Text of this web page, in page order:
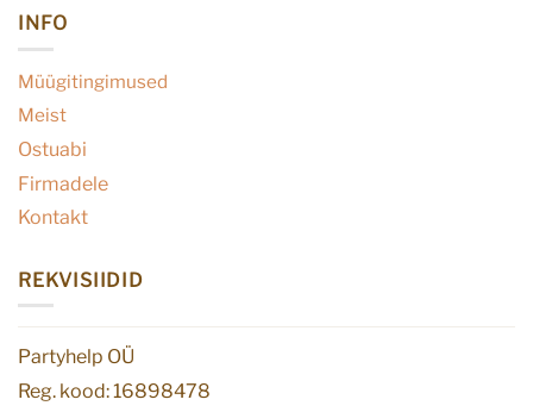
INFO
Müügitingimused
Meist
Ostuabi
Firmadele
Kontakt
REKVISIIDID
Partyhelp OÜ
Reg. kood: 16898478